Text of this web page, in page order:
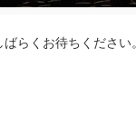
らくお待ちください。